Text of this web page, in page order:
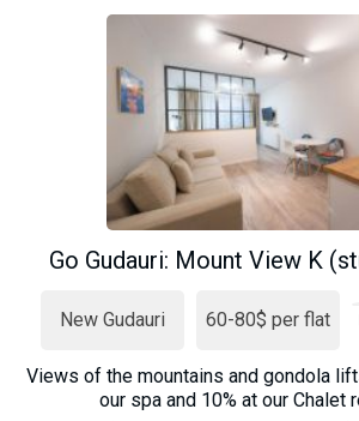
Go Gudauri: Mount View K
New Gudauri 60-80$ per flat
Views of the mountains and gondola
our spa and 10% at our Chalet